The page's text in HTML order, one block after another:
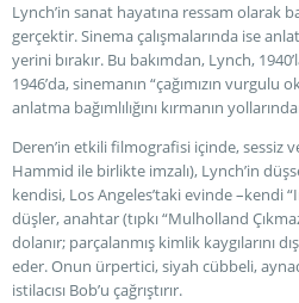
Lynch’in sanat hayatına ressam olarak
gerçektir. Sinema çalışmalarında ise
yerini bırakır. Bu bakımdan, Lynch,
1946’da, sinemanın “çağımızın
anlatma bağımlılığını kırmanın
Deren’in etkili filmografisi içinde, sessiz
Hammid ile birlikte imzalı), Lynch’in
kendisi, Los Angeles’taki evinde –kendi
düşler, anahtar (tıpkı “Mulholland
dolanır; parçalanmış kimlik kaygılarını
eder. Onun ürpertici, siyah cübbeli,
istilacısı Bob’u çağrıştırır.